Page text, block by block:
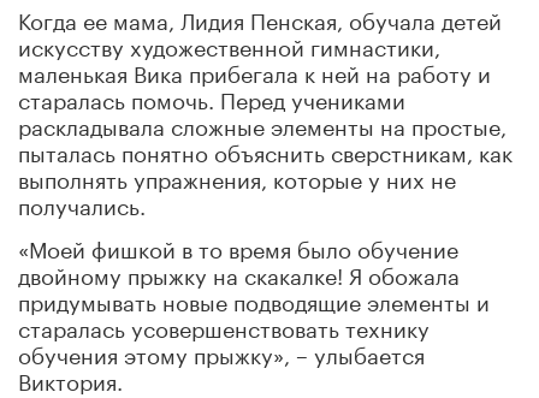
Когда ее мама, Лидия Пенская, обучала детей
искусству художественной гимнастики,
маленькая Вика прибегала к ней на работу и
старалась помочь. Перед учениками
раскладывала сложные элементы на простые,
пыталась понятно объяснить сверстникам, как
выполнять упражнения, которые у них не
получались.
«Моей фишкой в то время было обучение
двойному прыжку на скакалке! Я обожала
придумывать новые подводящие элементы и
старалась усовершенствовать технику
обучения этому прыжку», – улыбается
Виктория.